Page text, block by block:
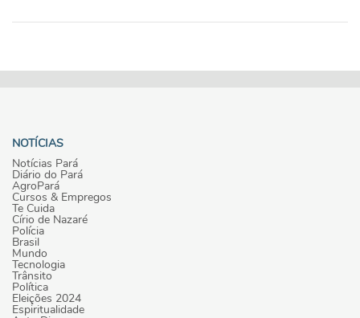
NOTÍCIAS
Notícias Pará
Diário do Pará
AgroPará
Cursos & Empregos
Te Cuida
Círio de Nazaré
Polícia
Brasil
Mundo
Tecnologia
Trânsito
Política
Eleições 2024
Espiritualidade